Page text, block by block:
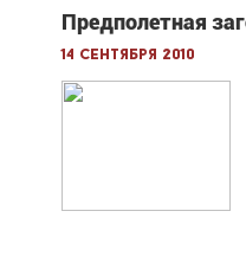
Предполетная
14 сентября 2010